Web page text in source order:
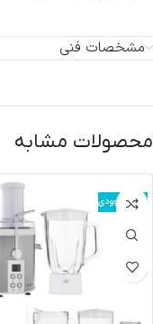
مشخصات فنی
محصولات مشابه
اتمام موجودی